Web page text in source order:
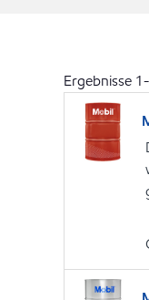
Ergebnisse 1-